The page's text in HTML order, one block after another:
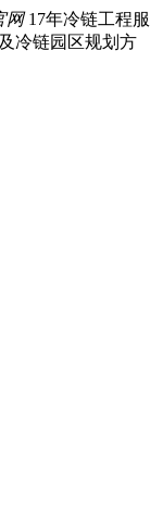
网 17年冷链工程服
冷链园区规划方